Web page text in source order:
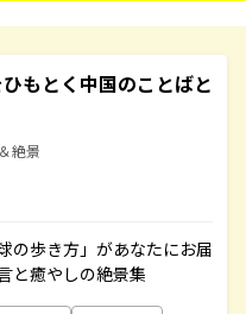
もとく中国のことばと
絶景
の歩き方」があなたにお届
と癒やしの絶景集